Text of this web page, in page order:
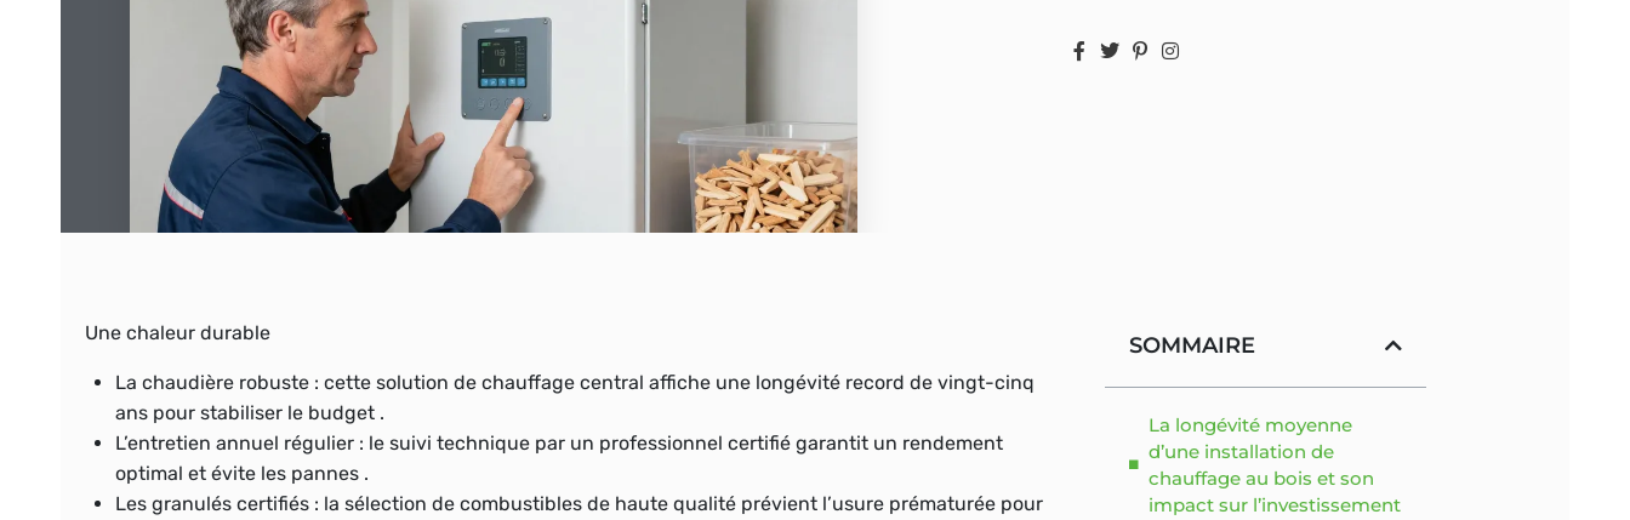
Une chaleur durable
La chaudière robuste : cette solution de chauffage central affiche une longévité record de vingt-cinq
ans pour stabiliser le budget .
L’entretien annuel régulier : le suivi technique par un professionnel certifié garantit un rendement
optimal et évite les pannes .
Les granulés certifiés : la sélection de combustibles de haute qualité prévient l’usure prématurée pour
SOMMAIRE
La longévité moyenne
d’une installation de
chauffage au bois et son
impact sur l’investissement